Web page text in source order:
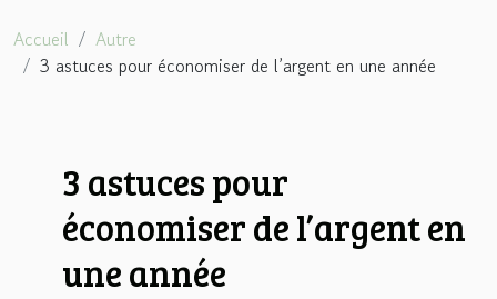
Accueil
Autre
3 astuces pour économiser de l’argent en une année
3 astuces pour
économiser de l’argent en
une année